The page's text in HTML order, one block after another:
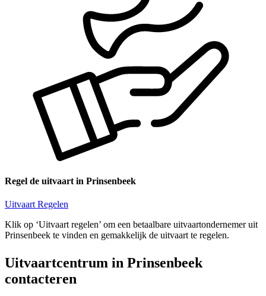
Regel de uitvaart in Prinsenbeek
Uitvaart Regelen
Klik op ‘Uitvaart regelen’ om een betaalbare uitvaartondernemer uit
Prinsenbeek te vinden en gemakkelijk de uitvaart te regelen.
Uitvaartcentrum in Prinsenbeek
contacteren